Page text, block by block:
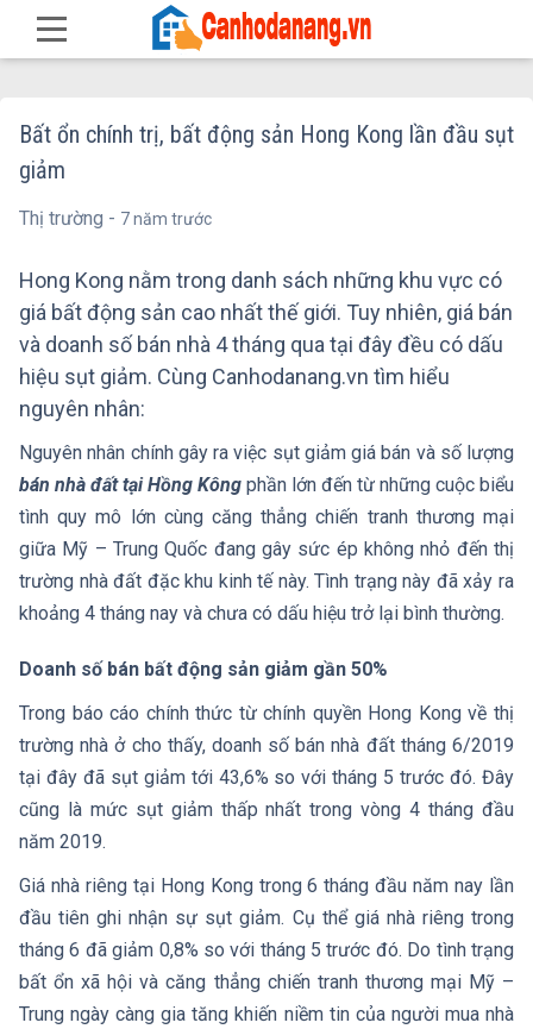
Bất ổn chính trị, bất động sản Hong Kong lần đầu sụt
giảm
Thị trường - 7 năm trước
Hong Kong nằm trong danh sách những khu vực có
giá bất động sản cao nhất thế giới. Tuy nhiên, giá bán
và doanh số bán nhà 4 tháng qua tại đây đều có dấu
hiệu sụt giảm. Cùng Canhodanang.vn tìm hiểu
nguyên nhân:
Nguyên nhân chính gây ra việc sụt giảm giá bán và số lượng
bán nhà đất tại Hồng Kông phần lớn đến từ những cuộc biểu
tình quy mô lớn cùng căng thẳng chiến tranh thương mại
giữa Mỹ – Trung Quốc đang gây sức ép không nhỏ đến thị
trường nhà đất đặc khu kinh tế này. Tình trạng này đã xảy ra
khoảng 4 tháng nay và chưa có dấu hiệu trở lại bình thường.
Doanh số bán bất động sản giảm gần 50%
Trong báo cáo chính thức từ chính quyền Hong Kong về thị
trường nhà ở cho thấy, doanh số bán nhà đất tháng 6/2019
tại đây đã sụt giảm tới 43,6% so với tháng 5 trước đó. Đây
cũng là mức sụt giảm thấp nhất trong vòng 4 tháng đầu
năm 2019.
Giá nhà riêng tại Hong Kong trong 6 tháng đầu năm nay lần
đầu tiên ghi nhận sự sụt giảm. Cụ thể giá nhà riêng trong
tháng 6 đã giảm 0,8% so với tháng 5 trước đó. Do tình trạng
bất ổn xã hội và căng thẳng chiến tranh thương mại Mỹ –
Trung ngày càng gia tăng khiến niềm tin của người mua nhà